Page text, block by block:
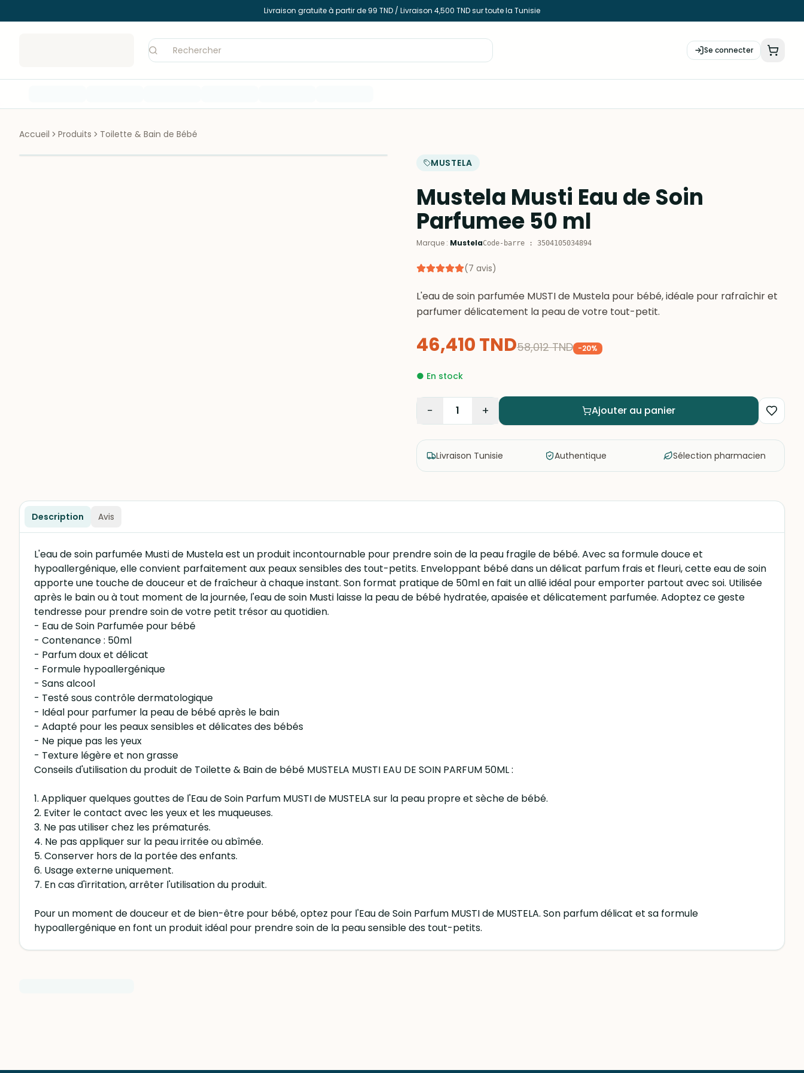
Livraison gratuite à partir de 99 TND / Livraison 4,500 TND sur toute la Tunisie
Se connecter
Accueil Produits Toilette & Bain de Bébé
MUSTELA
Mustela Musti Eau de Soin
Parfumee 50 ml
Marque : MustelaCode-barre : 3504105034894
(7 avis)
L'eau de soin parfumée MUSTI de Mustela pour bébé, idéale pour rafraîchir et
parfumer délicatement la peau de votre tout-petit.
46,410TND58,012 TND -20%
● En stock
− 1 + Ajouter au panier
Livraison Tunisie Authentique Sélection pharmacien
Description Avis
L'eau de soin parfumée Musti de Mustela est un produit incontournable pour prendre soin de la peau fragile de bébé. Avec sa formule douce et
hypoallergénique, elle convient parfaitement aux peaux sensibles des tout-petits. Enveloppant bébé dans un délicat parfum frais et fleuri, cette eau de soin
apporte une touche de douceur et de fraîcheur à chaque instant. Son format pratique de 50ml en fait un allié idéal pour emporter partout avec soi. Utilisée
après le bain ou à tout moment de la journée, l'eau de soin Musti laisse la peau de bébé hydratée, apaisée et délicatement parfumée. Adoptez ce geste
tendresse pour prendre soin de votre petit trésor au quotidien.
- Eau de Soin Parfumée pour bébé
- Contenance : 50ml
- Parfum doux et délicat
- Formule hypoallergénique
- Sans alcool
- Testé sous contrôle dermatologique
- Idéal pour parfumer la peau de bébé après le bain
- Adapté pour les peaux sensibles et délicates des bébés
- Ne pique pas les yeux
- Texture légère et non grasse
Conseils d'utilisation du produit de Toilette & Bain de bébé MUSTELA MUSTI EAU DE SOIN PARFUM 50ML :
1. Appliquer quelques gouttes de l'Eau de Soin Parfum MUSTI de MUSTELA sur la peau propre et sèche de bébé.
2. Eviter le contact avec les yeux et les muqueuses.
3. Ne pas utiliser chez les prématurés.
4. Ne pas appliquer sur la peau irritée ou abîmée.
5. Conserver hors de la portée des enfants.
6. Usage externe uniquement.
7. En cas d'irritation, arrêter l'utilisation du produit.
Pour un moment de douceur et de bien-être pour bébé, optez pour l'Eau de Soin Parfum MUSTI de MUSTELA. Son parfum délicat et sa formule
hypoallergénique en font un produit idéal pour prendre soin de la peau sensible des tout-petits.